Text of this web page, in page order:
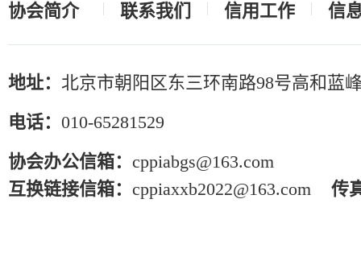
协会简介 联系我们 信用工作 信
地址： 北京市朝阳区东三环南路98号高和蓝
电话： 010-65281529
协会办公信箱： cppiabgs@163.com
互换链接信箱： cppiaxxb2022@163.com 传